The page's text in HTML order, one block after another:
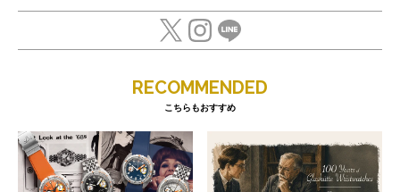
RECOMMENDED
こちらもおすすめ